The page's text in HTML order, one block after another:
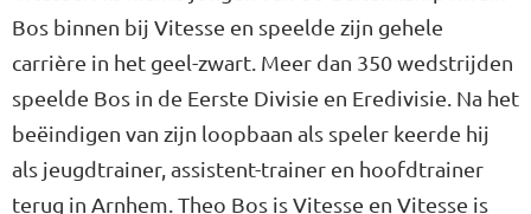
Bos binnen bij Vitesse en speelde zijn gehele
carrière in het geel-zwart. Meer dan 350 wedstrijden
speelde Bos in de Eerste Divisie en Eredivisie. Na het
beëindigen van zijn loopbaan als speler keerde hij
als jeugdtrainer, assistent-trainer en hoofdtrainer
terug in Arnhem. Theo Bos is Vitesse en Vitesse is